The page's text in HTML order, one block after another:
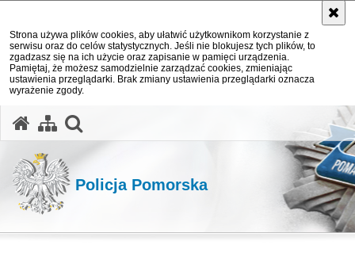
Strona używa plików cookies, aby ułatwić użytkownikom korzystanie z
serwisu oraz do celów statystycznych. Jeśli nie blokujesz tych plików, to
zgadzasz się na ich użycie oraz zapisanie w pamięci urządzenia.
Pamiętaj, że możesz samodzielnie zarządzać cookies, zmieniając
ustawienia przeglądarki. Brak zmiany ustawienia przeglądarki oznacza
wyrażenie zgody.
Policja Pomorska